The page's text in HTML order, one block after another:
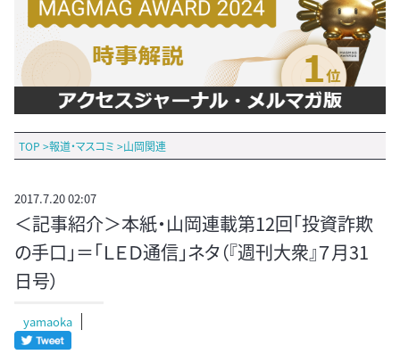
TOP >報道・マスコミ >山岡関連
2017.7.20 02:07
＜記事紹介＞本紙・山岡連載第12回「投資詐欺
の手口」＝「ＬＥＤ通信」ネタ（『週刊大衆』７月31
日号）
yamaoka